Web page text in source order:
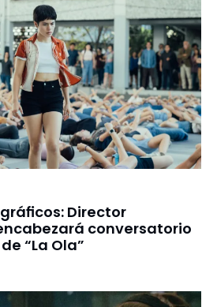
Director
conversatorio
“La Ola”